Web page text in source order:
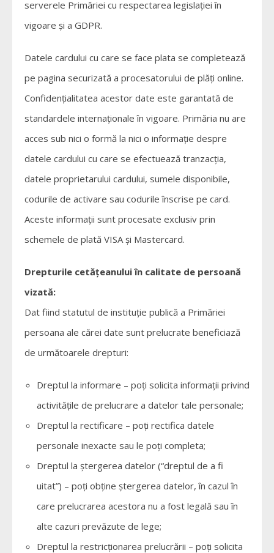
serverele Primăriei cu respectarea legislației în
vigoare și a GDPR.
Datele cardului cu care se face plata se completează
pe pagina securizată a procesatorului de plăți online.
Confidențialitatea acestor date este garantată de
standardele internaționale în vigoare. Primăria nu are
acces sub nici o formă la nici o informație despre
datele cardului cu care se efectuează tranzacția,
datele proprietarului cardului, sumele disponibile,
codurile de activare sau codurile înscrise pe card.
Aceste informații sunt procesate exclusiv prin
schemele de plată VISA și Mastercard.
Drepturile cetățeanului în calitate de persoană
vizată:
Dat fiind statutul de instituție publică a Primăriei
persoana ale cărei date sunt prelucrate beneficiază
de următoarele drepturi:
Dreptul la informare – poți solicita informații privind
activitățile de prelucrare a datelor tale personale;
Dreptul la rectificare – poți rectifica datele
personale inexacte sau le poți completa;
Dreptul la ștergerea datelor (“dreptul de a fi
uitat”) – poți obține ștergerea datelor, în cazul în
care prelucrarea acestora nu a fost legală sau în
alte cazuri prevăzute de lege;
Dreptul la restricționarea prelucrării – poți solicita